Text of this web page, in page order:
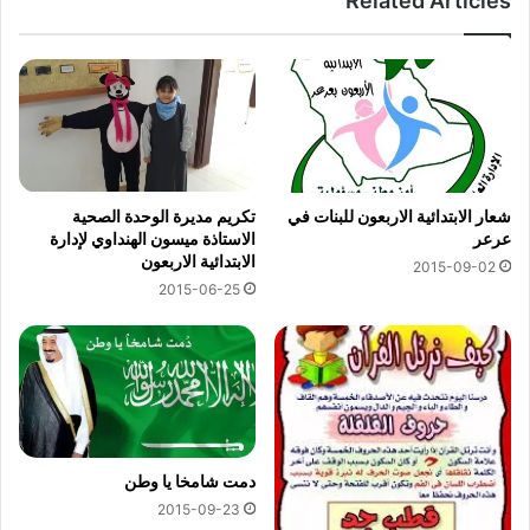
شعار الابتدائية الاربعون للبنات في
عرعر
2015-09-02
تكريم مديرة الوحدة الصحية
الاستاذة ميسون الهنداوي لإدارة
الابتدائية الاربعون
2015-06-25
دمت شامخا يا وطن
2015-09-23